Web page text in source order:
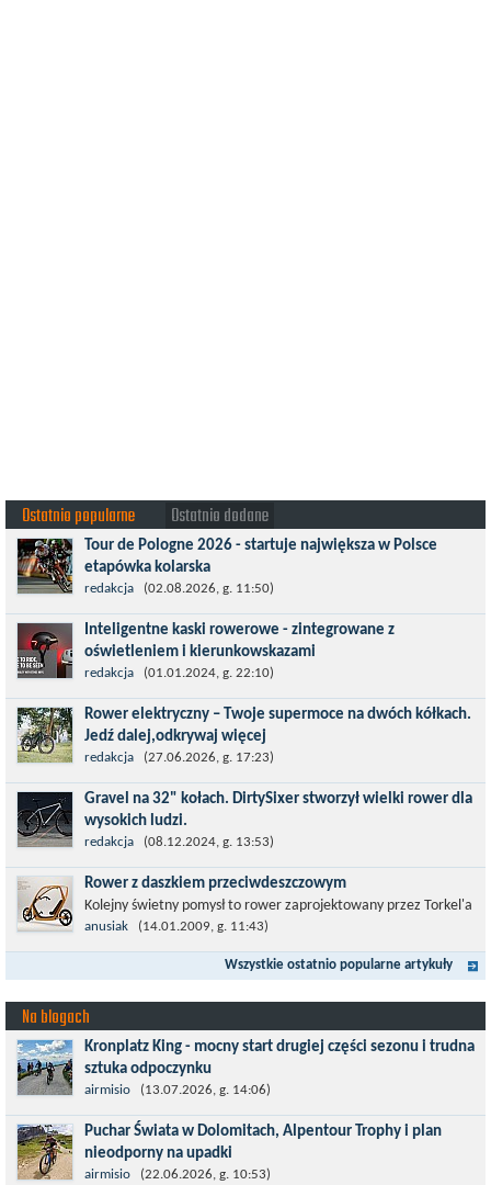
Ostatnio popularne Ostatnio dodane
Tour de Pologne 2026 - startuje największa w Polsce
etapówka kolarska
Tour de Pologne 2026 to jedno z najbardziej prestiżowych
wydarzeń sportowych w Polsce. wyścig zaliczany po raz 22. do
prestiżowego cyklu UCI World...
redakcja (02.08.2026, g. 11:50)
Inteligentne kaski rowerowe - zintegrowane z
oświetleniem i kierunkowskazami
Temat bezpieczeństwa jazdy wchodzi na nowy poziom. Do tej
pory kask było odpowiedzialny przede wszystkim za
bezpieczeństwo rowerzysty, ochronę...
redakcja (01.01.2024, g. 22:10)
Rower elektryczny – Twoje supermoce na dwóch kółkach.
Jedź dalej,odkrywaj więcej
Marzenia o dalekich podróżach bez ogromnego zmęczenia stają
się rzeczywistością dzięki nowoczesnym technologiom ukrytym
w jednośladach....
redakcja (27.06.2026, g. 17:23)
Gravel na 32" kołach. DirtySixer stworzył wielki rower dla
wysokich ludzi.
Wszyscy już zdążyli zapomnieć, jaką rewolucją okazały się
rowery typu 29'er. Z początku wydawało się, że będzie to dobry
kompromis dla...
redakcja (08.12.2024, g. 13:53)
Rower z daszkiem przeciwdeszczowym
Kolejny świetny pomysł to rower zaprojektowany przez Torkel'a
Dohmers'a - idealny na miejskie warunki choćby z tego względu,
że można go używać...
anusiak (14.01.2009, g. 11:43)
Wszystkie ostatnio popularne artykuły
Na blogach
Kronplatz King - mocny start drugiej części sezonu i trudna
sztuka odpoczynku
Kronplatz King, epicki MTB Maraton z metą na 2275 m we
włoskich Alpach – łącznie 3000 metrów przewyższenia na
dystansie 60 km, ze...
airmisio (13.07.2026, g. 14:06)
Puchar Świata w Dolomitach, Alpentour Trophy i plan
nieodporny na upadki
Czerwiec w moim planie oznaczał wejście w najbardziej
airmisio (22.06.2026, g. 10:53)